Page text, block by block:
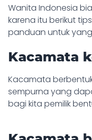
Wanita Indonesia
karena itu berikut
panduan untuk
Kacamata
Kacamata
sempurna yang
bagi kita pemilik